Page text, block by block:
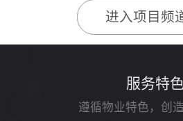
进入项目频
服务特色
遵循物业特色，创